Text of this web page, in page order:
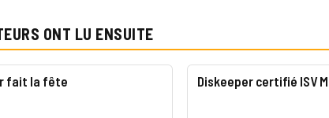
ONT LU ENSUITE
fait la fête Diskeeper certifié ISV